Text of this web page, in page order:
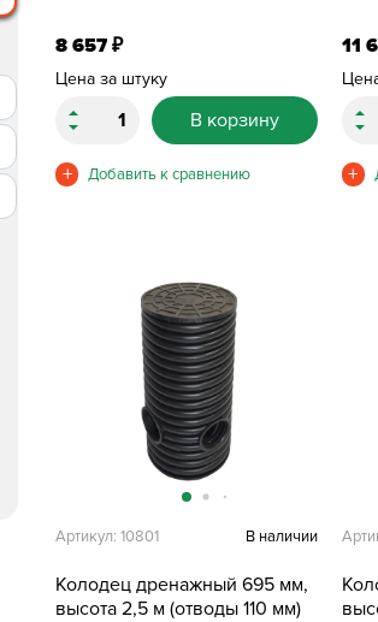
8 657₽
Цена за штуку
В корзину
11
Колодец дренажный 695 мм,
высота 2,5 м (отводы 110 мм)
Артикул: 10801 В наличии